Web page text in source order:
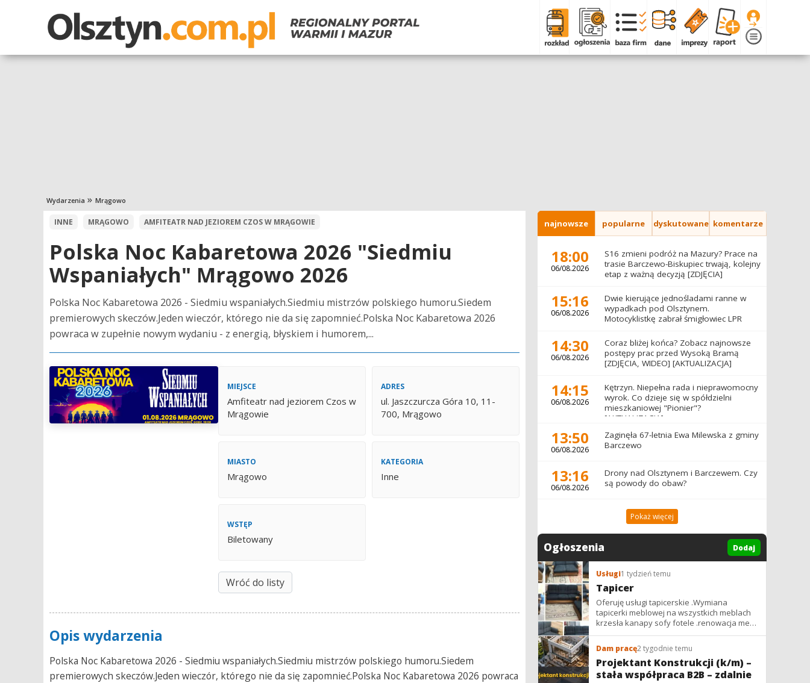
Wydarzenia Mrągowo
INNE MRĄGOWO AMFITEATR NAD JEZIOREM CZOS W MRĄGOWIE
Polska Noc Kabaretowa 2026 "Siedmiu
Wspaniałych" Mrągowo 2026
Polska Noc Kabaretowa 2026 - Siedmiu wspaniałych.Siedmiu mistrzów polskiego humoru.Siedem
premierowych skeczów.Jeden wieczór, którego nie da się zapomnieć.Polska Noc Kabaretowa 2026
powraca w zupełnie nowym wydaniu - z energią, błyskiem i humorem,...
MIEJSCE
Amfiteatr nad jeziorem Czos w
Mrągowie
ADRES
ul. Jaszczurcza Góra 10, 11-
700, Mrągowo
MIASTO
Mrągowo
KATEGORIA
Inne
WSTĘP
Biletowany
Wróć do listy
Opis wydarzenia
Polska Noc Kabaretowa 2026 - Siedmiu wspaniałych.Siedmiu mistrzów polskiego humoru.Siedem
premierowych skeczów.Jeden wieczór, którego nie da się zapomnieć.Polska Noc Kabaretowa 2026 powraca
najnowsze popularne dyskutowane komentarze
18:00
06/08.2026
S16 zmieni podróż na Mazury? Prace na
trasie Barczewo-Biskupiec trwają, kolejny
etap z ważną decyzją [ZDJĘCIA]
15:16
06/08.2026
Dwie kierujące jednośladami ranne w
wypadkach pod Olsztynem.
Motocyklistkę zabrał śmigłowiec LPR
14:30
06/08.2026
Coraz bliżej końca? Zobacz najnowsze
postępy prac przed Wysoką Bramą
[ZDJĘCIA, WIDEO] [AKTUALIZACJA]
14:15
06/08.2026
Kętrzyn. Niepełna rada i nieprawomocny
wyrok. Co dzieje się w spółdzielni
mieszkaniowej "Pionier"?
[AKTUALIZACJA]
13:50
06/08.2026
Zaginęła 67-letnia Ewa Milewska z gminy
Barczewo
13:16
06/08.2026
Drony nad Olsztynem i Barczewem. Czy
są powody do obaw?
Pokaż więcej
Ogłoszenia Dodaj
Usługi1 tydzień temu
Tapicer
Oferuję usługi tapicerskie .Wymiana
tapicerki meblowej na wszystkich meblach
krzesła kanapy sofy fotele .renowacja mebli
vintage,PRL. glamur
Dam pracę2 tygodnie temu
Projektant Konstrukcji (k/m) –
stała współpraca B2B – zdalnie